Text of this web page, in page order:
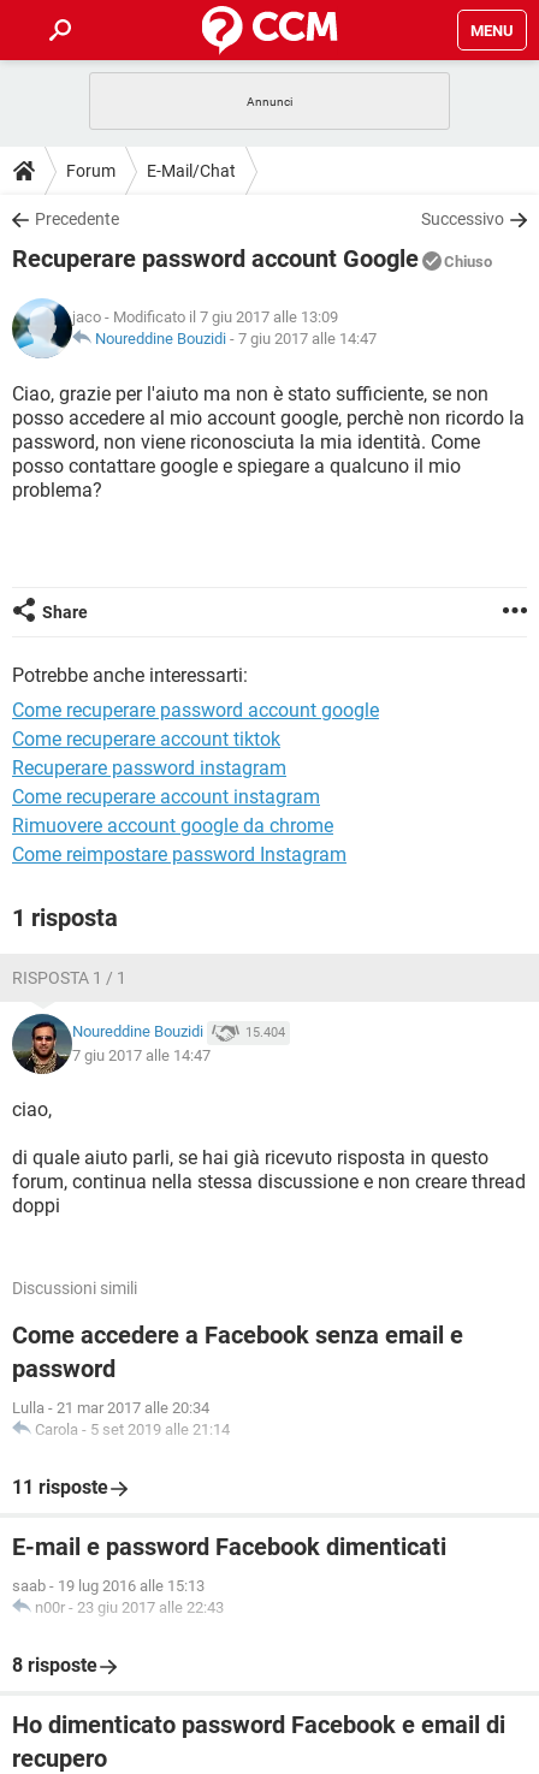
MENU
INTRATTENIMENTO
iOS
INSTAGRAM WHATSAPP
TIKTOK
HARDWARE
GUIDE
COVID-19
INSTAGRAM WHATSAPP
TIKTOK
HARDWARE
DOWNLOAD
COVID-19 GAMING
INTRATTENIMENTO
iOS WINDOWS 10
INSTAGRAM WHATSAPP
TIKTOK FACEBOOK
HARDWARE
FORUM
COVID-19 GAMING
INTRATTENIMENTO
iOS WINDOWS 10
INSTAGRAM WHATSAPP
TIKTOK
GLOSSARIO
COVID-19
INTRATTENIMENTO ANDROID
iOS WINDOWS 10
Forum E-Mail/Chat
Precedente Successivo
Recuperare password account Google Chiuso
jaco - Modificato il 7 giu 2017 alle 13:09
Noureddine Bouzidi - 7 giu 2017 alle 14:47
Ciao, grazie per l'aiuto ma non è stato sufficiente, se non
posso accedere al mio account google, perchè non ricordo la
password, non viene riconosciuta la mia identità. Come
posso contattare google e spiegare a qualcuno il mio
problema?
Share
Potrebbe anche interessarti:
Come recuperare password account google
Come recuperare account tiktok
Recuperare password instagram
Come recuperare account instagram
Rimuovere account google da chrome
Come reimpostare password Instagram
1 risposta
RISPOSTA 1 / 1
Noureddine Bouzidi 15.404
7 giu 2017 alle 14:47
ciao,
di quale aiuto parli, se hai già ricevuto risposta in questo
forum, continua nella stessa discussione e non creare thread
doppi
Discussioni simili
Come accedere a Facebook senza email e
password
Lulla - 21 mar 2017 alle 20:34
Carola - 5 set 2019 alle 21:14
11 risposte
E-mail e password Facebook dimenticati
saab - 19 lug 2016 alle 15:13
n00r - 23 giu 2017 alle 22:43
8 risposte
Ho dimenticato password Facebook e email di
recupero